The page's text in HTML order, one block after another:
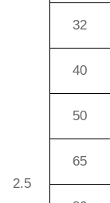
2.5
32
40
50
65